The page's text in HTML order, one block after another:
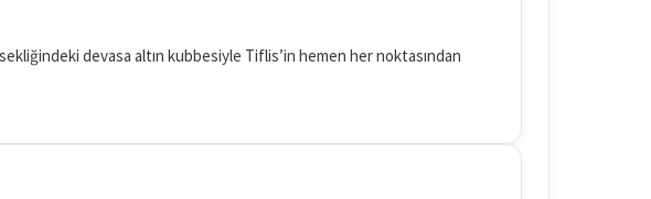
devasa altın kubbesiyle Tiflis’in hemen her noktasından